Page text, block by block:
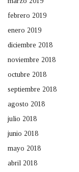
febrero 2019
enero 2019
diciembre 2018
noviembre 2018
octubre 2018
septiembre 2018
agosto 2018
julio 2018
junio 2018
mayo 2018
abril 2018